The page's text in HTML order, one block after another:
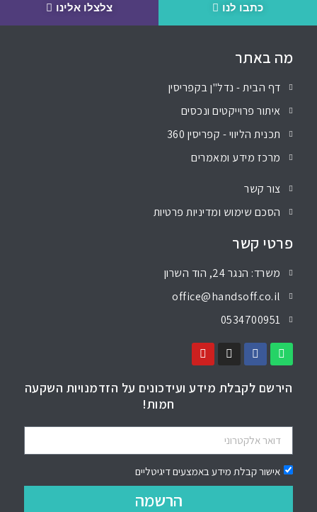
כתבו לנו צלצלו אלינו
מה באתר
דף הבית - נדל"ן בקפריסין
איתור פרוייקטים ונכסים
תכנית הליווי - קפריסין 360
מרכז מידע ומאמרים
צור קשר
הסכם שימוש ומדיניות פרטיות
פרטי קשר
משרד: הנגר 24, הוד השרון
office@handsoff.co.il
0534700951
הירשם לקבלת מידע ועידכונים על הזדמנויות השקעה
חמות!
אישור קבלת מידע באמצעים דיגיטליים
הרשמה